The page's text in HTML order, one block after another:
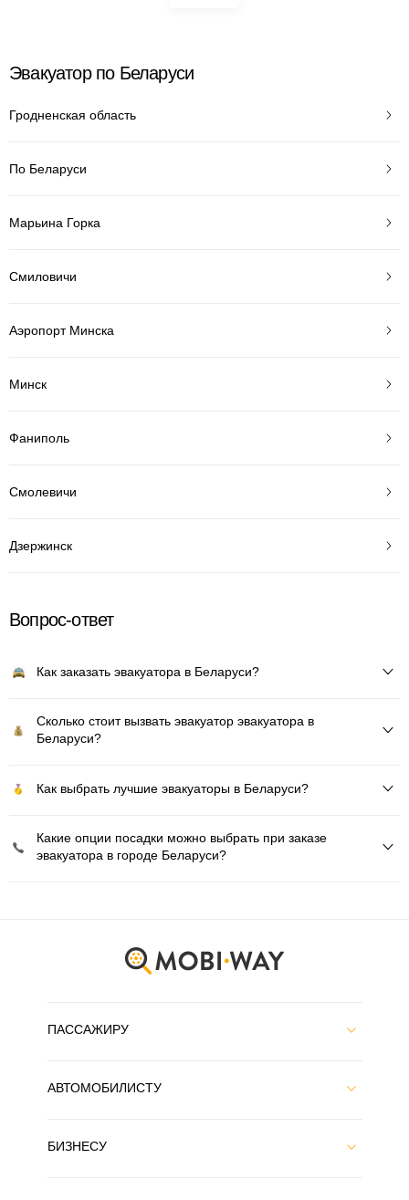
Эвакуатор по Беларуси
Гродненская область
По Беларуси
Марьина Горка
Смиловичи
Аэропорт Минска
Минск
Фаниполь
Смолевичи
Дзержинск
Вопрос-ответ
Как заказать эвакуатора в Беларуси?
Сколько стоит вызвать эвакуатор эвакуатора в
Беларуси?
Как выбрать лучшие эвакуаторы в Беларуси?
Какие опции посадки можно выбрать при заказе
эвакуатора в городе Беларуси?
ПАССАЖИРУ
АВТОМОБИЛИСТУ
БИЗНЕСУ